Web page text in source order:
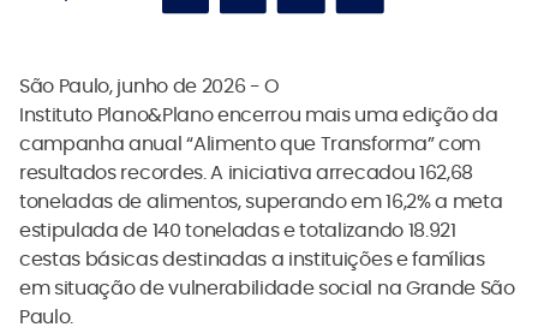
São Paulo, junho de 2026 - O
Instituto Plano&Plano encerrou mais uma edição da
campanha anual “Alimento que Transforma” com
resultados recordes. A iniciativa arrecadou 162,68
toneladas de alimentos, superando em 16,2% a meta
estipulada de 140 toneladas e totalizando 18.921
cestas básicas destinadas a instituições e famílias
em situação de vulnerabilidade social na Grande São
Paulo.